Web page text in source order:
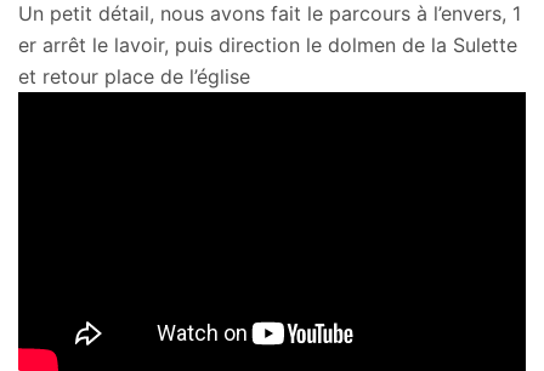
Un petit détail, nous avons fait le parcours à l’envers, 1
er arrêt le lavoir, puis direction le dolmen de la Sulette
et retour place de l’église